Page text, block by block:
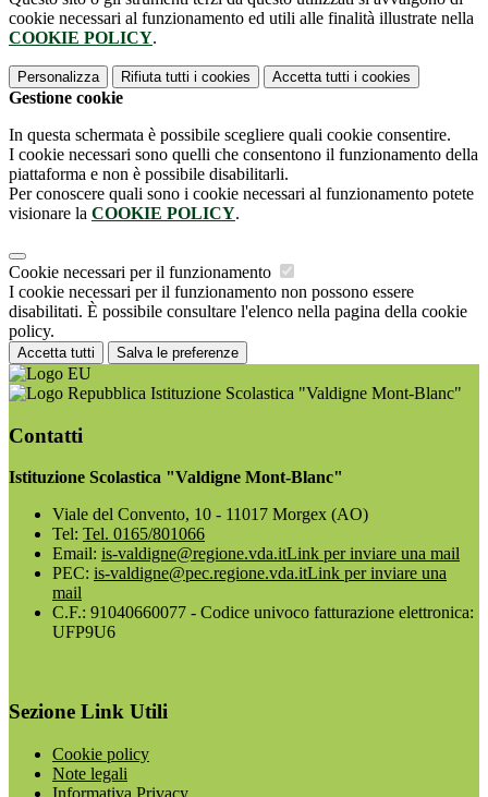
cookie necessari al funzionamento ed utili alle finalità illustrate nella
COOKIE POLICY.
Personalizza Rifiuta tutti i cookies Accetta tutti i cookies
Gestione cookie
In questa schermata è possibile scegliere quali cookie consentire.
I cookie necessari sono quelli che consentono il funzionamento della
piattaforma e non è possibile disabilitarli.
Per conoscere quali sono i cookie necessari al funzionamento potete
visionare la COOKIE POLICY.
Cookie necessari per il funzionamento
I cookie necessari per il funzionamento non possono essere
disabilitati. È possibile consultare l'elenco nella pagina della cookie
policy.
Accetta tutti Salva le preferenze
Istituzione Scolastica "Valdigne Mont-Blanc"
Contatti
Istituzione Scolastica "Valdigne Mont-Blanc"
Viale del Convento, 10 - 11017 Morgex (AO)
Tel: Tel. 0165/801066
Email: is-valdigne@regione.vda.itLink per inviare una mail
PEC: is-valdigne@pec.regione.vda.itLink per inviare una
mail
C.F.: 91040660077 - Codice univoco fatturazione elettronica:
UFP9U6
Sezione Link Utili
Cookie policy
Note legali
Informativa Privacy